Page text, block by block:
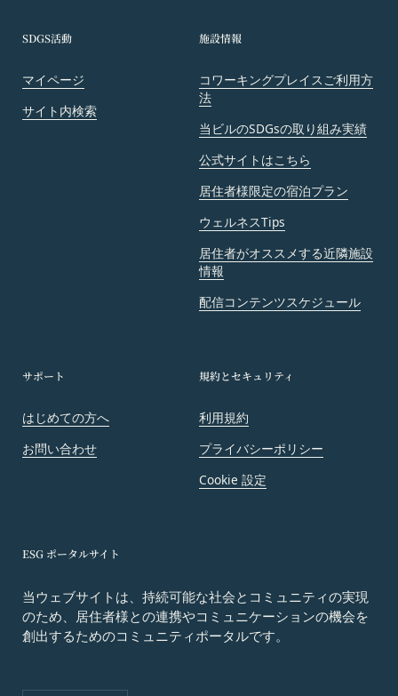
SDGS活動
マイページ
サイト内検索
施設情報
コワーキングプレイスご利用方
法
当ビルのSDGsの取り組み実績
公式サイトはこちら
居住者様限定の宿泊プラン
ウェルネスTips
居住者がオススメする近隣施設
情報
配信コンテンツスケジュール
サポート
はじめての方へ
お問い合わせ
規約とセキュリティ
利用規約
プライバシーポリシー
Cookie 設定
ESG ポータルサイト
当ウェブサイトは、持続可能な社会とコミュニティの実現
のため、居住者様との連携やコミュニケーションの機会を
創出するためのコミュニティポータルです。
当社は、本サービスの利用に関して、書面の送付、
示その他当社が適当と認める方法により会員に通知
を行うことができるものとし、会員はこれに同意す
るものとします。
ルの送信によって行う場合、会員が申込時（変更手
続きを行った場合は、当該変更時とします。）に届
け出た連絡先に対して通知を行えば足りるものと
し、当該通知は通常到達すべき時に会員に到達した
当社は、本条第１項の通知を当社ウェブサイト上に
おける掲示の方法によって行う場合、当該通知が当
ることが可能となったときをもって会員への通知が
第12条（取得情報の取り扱い）
当社は、会員が本サービスの登録その他一切の利用
の過程において、当社が取得した情報の取り扱い
は、プライバシーポリシーの定めによるものとし、
とがあります。
本サービスへのログイン時における本人確認
メールマガジンおよび広告等の情報配信並びに